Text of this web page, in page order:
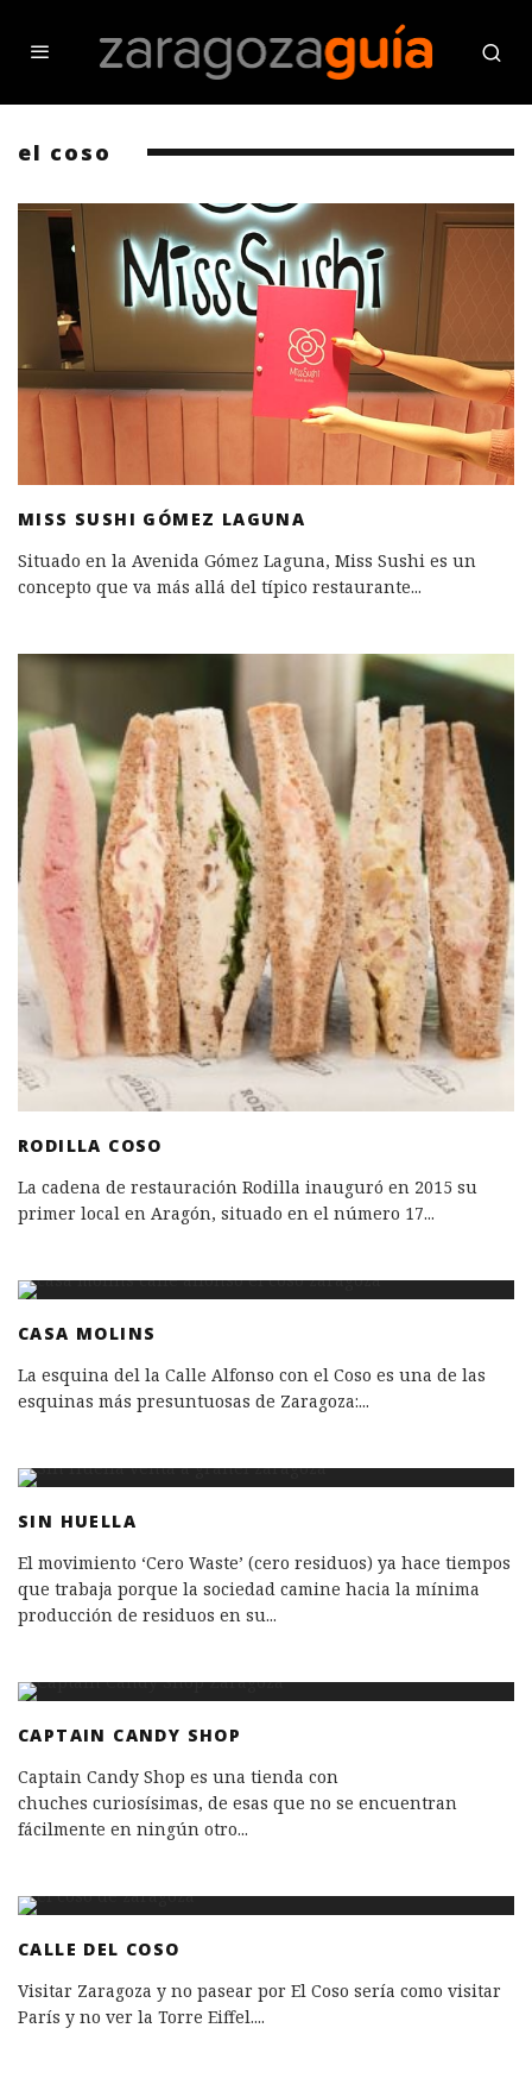
el coso
MISS SUSHI GÓMEZ LAGUNA
Situado en la Avenida Gómez Laguna, Miss Sushi es un
concepto que va más allá del típico restaurante...
RODILLA COSO
La cadena de restauración Rodilla inauguró en 2015 su
primer local en Aragón, situado en el número 17...
CASA MOLINS
La esquina del la Calle Alfonso con el Coso es una de las
esquinas más presuntuosas de Zaragoza:...
SIN HUELLA
El movimiento ‘Cero Waste’ (cero residuos) ya hace tiempos
que trabaja porque la sociedad camine hacia la mínima
producción de residuos en su...
CAPTAIN CANDY SHOP
Captain Candy Shop es una tienda con
chuches curiosísimas, de esas que no se encuentran
fácilmente en ningún otro...
CALLE DEL COSO
Visitar Zaragoza y no pasear por El Coso sería como visitar
París y no ver la Torre Eiffel....